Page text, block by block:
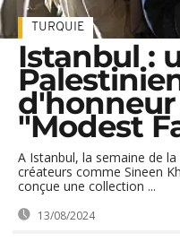
TURQUIE
Istanbul :
"Modest
A Istanbul, la semaine de
créateurs comme Sineen
conçue une collection ...
13/08/2024